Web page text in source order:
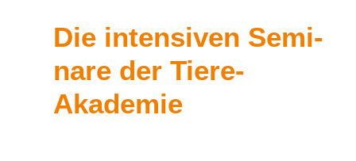
Die inten­si­ven Semi­
na­re der Tiere-
Akademie